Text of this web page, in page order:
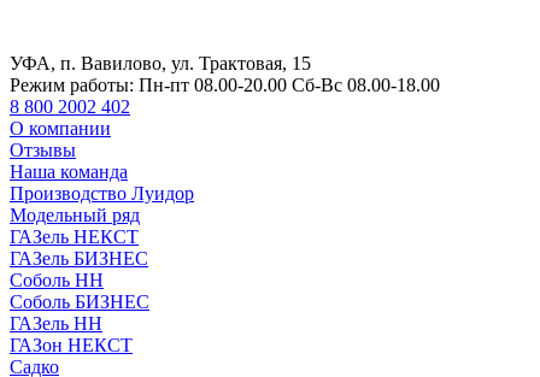
УФА, п. Вавилово, ул. Трактовая, 15
Режим работы: Пн-пт 08.00-20.00 Сб-Вс 08.00-18.00
8 800 2002 402
О компании
Отзывы
Наша команда
Производство Луидор
Модельный ряд
ГАЗель НЕКСТ
ГАЗель БИЗНЕС
Соболь НН
Соболь БИЗНЕС
ГАЗель НН
ГАЗон НЕКСТ
Садко